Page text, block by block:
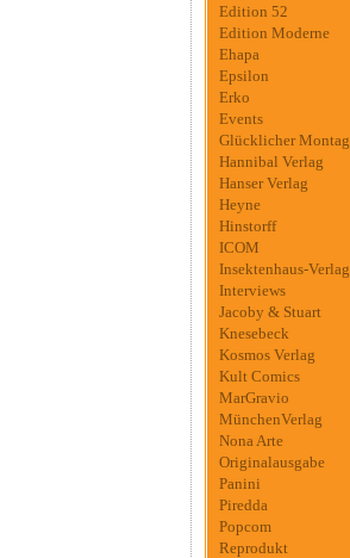
Edition 52
Edition Moderne
Ehapa
Epsilon
Erko
Events
Glücklicher Montag
Hannibal Verlag
Hanser Verlag
Heyne
Hinstorff
ICOM
Insektenhaus-Verlag
Interviews
Jacoby & Stuart
Knesebeck
Kosmos Verlag
Kult Comics
MarGravio
MünchenVerlag
Nona Arte
Originalausgabe
Panini
Piredda
Popcom
Reprodukt